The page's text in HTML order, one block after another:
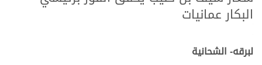
البكار عمانيات
لبرقه- الشحانية